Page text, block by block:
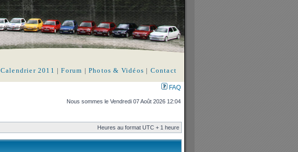
Calendrier 2011 |Forum | Photos & Vidéos | Contact
FAQ
Nous sommes le Vendredi 07 Août 2026 12:04
Heures au format UTC + 1 heure